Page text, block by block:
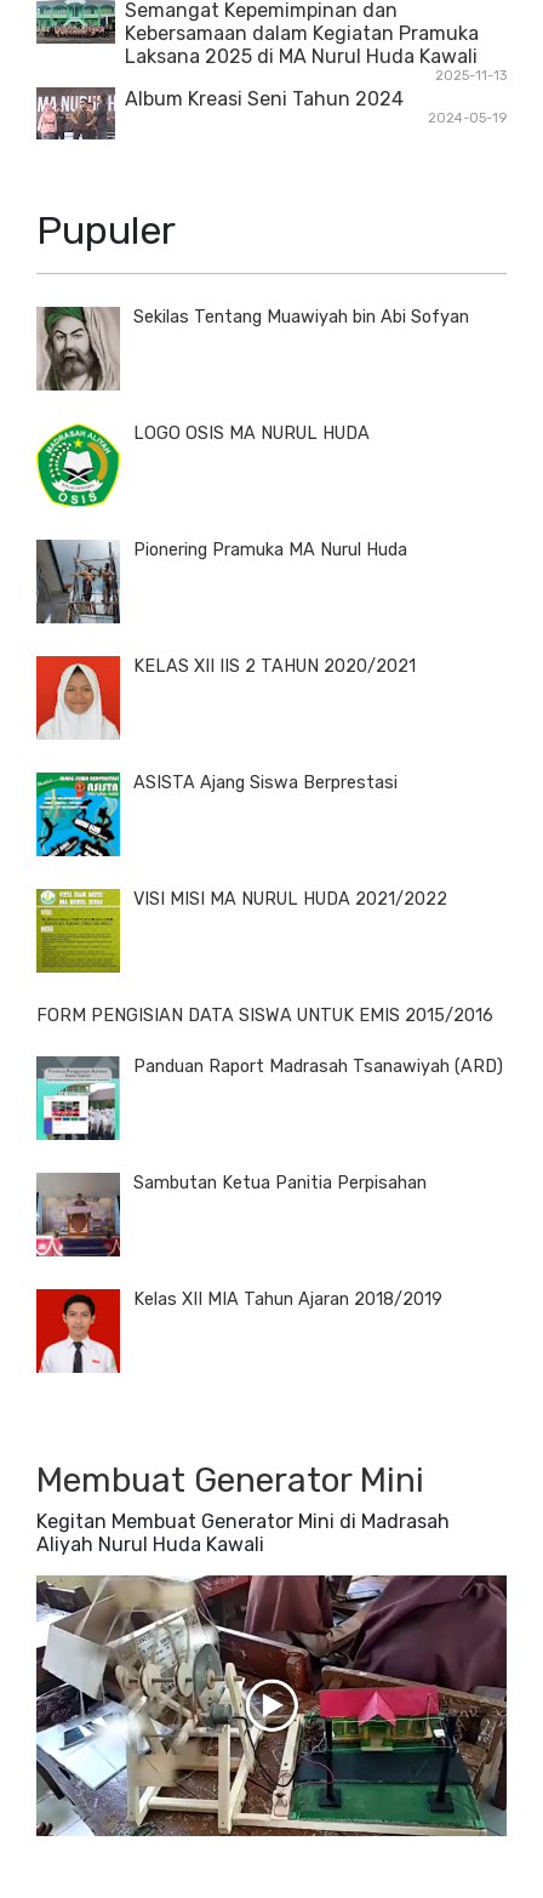
Semangat Kepemimpinan dan
Kebersamaan dalam Kegiatan Pramuka
Laksana 2025 di MA Nurul Huda Kawali
2025-11-13
Album Kreasi Seni Tahun 2024
2024-05-19
Pupuler
Sekilas Tentang Muawiyah bin Abi Sofyan
LOGO OSIS MA NURUL HUDA
Pionering Pramuka MA Nurul Huda
KELAS XII IIS 2 TAHUN 2020/2021
ASISTA Ajang Siswa Berprestasi
VISI MISI MA NURUL HUDA 2021/2022
FORM PENGISIAN DATA SISWA UNTUK EMIS 2015/2016
Panduan Raport Madrasah Tsanawiyah (ARD)
Sambutan Ketua Panitia Perpisahan
Kelas XII MIA Tahun Ajaran 2018/2019
Membuat Generator Mini
Kegitan Membuat Generator Mini di Madrasah
Aliyah Nurul Huda Kawali